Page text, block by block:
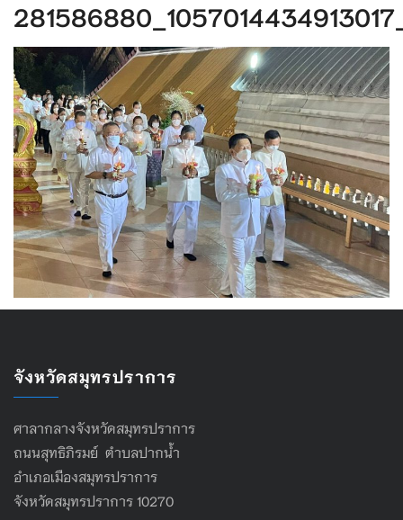
จังหวัดสมุทรปราการ
ศาลากลางจังหวัดสมุทรปราการ
ถนนสุทธิภิรมย์ ตำบลปากน้ำ
อำเภอเมืองสมุทรปราการ
จังหวัดสมุทรปราการ 10270